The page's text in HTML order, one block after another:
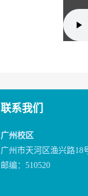
联系我们
广州校区
广州市天河区渔兴路18
邮编：510520